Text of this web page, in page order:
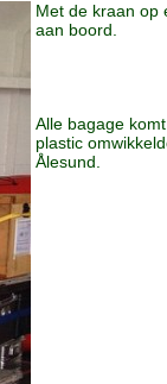
Met de kraan op
aan boord.
Alle bagage
plastic
Ålesund.